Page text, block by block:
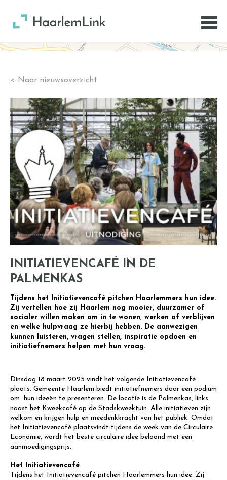
< Naar nieuwsoverzicht
INITIATIEVENCAFÉ IN DE
PALMENKAS
Tijdens het Initiatievencafé pitchen Haarlemmers hun idee.
Zij vertellen hoe zij Haarlem nog mooier, duurzamer of
socialer willen maken om in te wonen, werken of verblijven
en welke hulpvraag ze hierbij hebben. De aanwezigen
kunnen luisteren, vragen stellen, inspiratie opdoen en
initiatiefnemers helpen met hun vraag.
Dinsdag 18 maart 2025 vindt het volgende Initiatievencafé
plaats. Gemeente Haarlem biedt initiatiefnemers daar een podium
om hun ideeën te presenteren. De locatie is de Palmenkas, links
naast het Kweekcafé op de Stadskweektuin. Alle initiatieven zijn
welkom en krijgen hulp en meedenkkracht van het publiek. Omdat
het Initiatievencafé plaatsvindt tijdens de week van de Circulaire
Economie, wordt het beste circulaire idee beloond met een
aanmoedigingsprijs.
Het Initiatievencafé
Tijdens het Initiatievencafé pitchen Haarlemmers hun idee. Zij